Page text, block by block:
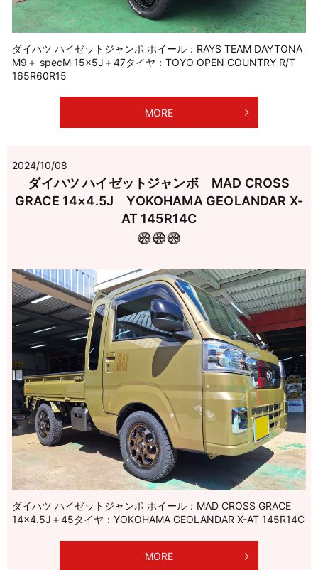
ダイハツ ハイゼットジャンボ ホイール：RAYS TEAM DAYTONA
M9＋ specM 15×5J＋47タイヤ：TOYO OPEN COUNTRY R/T
165R60R15
MORE
2024/10/08
ダイハツ ハイゼットジャンボ MAD CROSS
GRACE 14×4.5J YOKOHAMA GEOLANDAR X-
AT 145R14C
ダイハツ ハイゼットジャンボ ホイール：MAD CROSS GRACE
14×4.5J＋45タイヤ：YOKOHAMA GEOLANDAR X-AT 145R14C
MORE